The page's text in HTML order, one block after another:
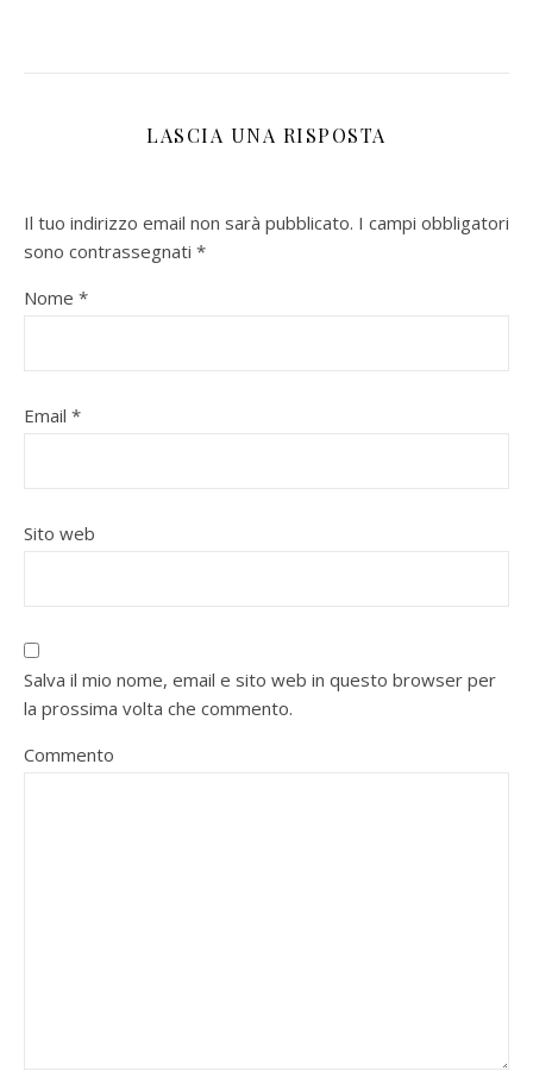
LASCIA UNA RISPOSTA
Il tuo indirizzo email non sarà pubblicato. I campi obbligatori
sono contrassegnati *
Nome *
Email *
Sito web
Salva il mio nome, email e sito web in questo browser per
la prossima volta che commento.
Commento